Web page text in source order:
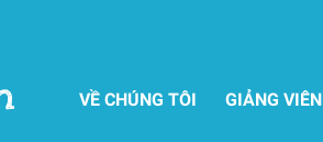
VỀ CHÚNG TÔI GIẢNG VIÊN